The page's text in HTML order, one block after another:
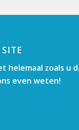
helemaal zoals u
even weten!